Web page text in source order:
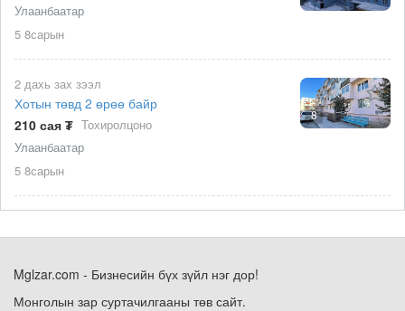
Улаанбаатар
5 8сарын
8
2 дахь зах зээл
Хотын төвд 2 өрөө байр
210 сая ₮ Тохиролцоно
Улаанбаатар
5 8сарын
Mglzar.com - Бизнесийн бүх зүйл нэг дор!
Монголын зар суртачилгааны төв сайт.